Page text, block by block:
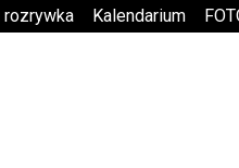
rozrywka Kalendarium